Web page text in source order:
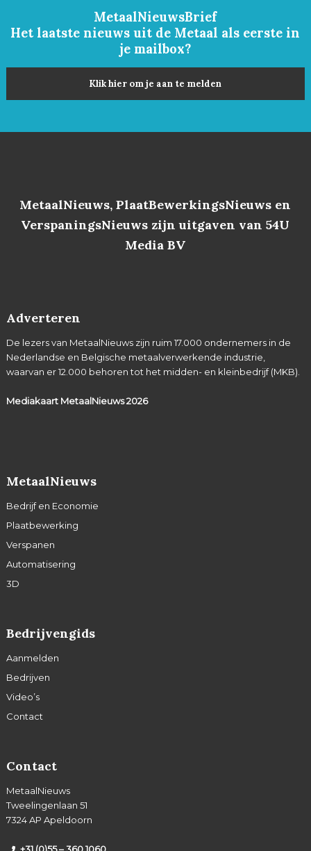
MetaalNieuwsBrief
Het laatste nieuws uit de Metaal als eerste in
je mailbox?
Klik hier om je aan te melden
MetaalNieuws, PlaatBewerkingsNieuws en
VerspaningsNieuws zijn uitgaven van 54U
Media BV
Adverteren
De lezers van MetaalNieuws zijn ruim 17.000 ondernemers in de
Nederlandse en Belgische metaalverwerkende industrie,
waarvan er 12.000 behoren tot het midden- en kleinbedrijf (MKB).
Mediakaart MetaalNieuws2026
MetaalNieuws
Bedrijf en Economie
Plaatbewerking
Verspanen
Automatisering
3D
Bedrijvengids
Aanmelden
Bedrijven
Video’s
Contact
Contact
MetaalNieuws
Tweelingenlaan 51
7324 AP Apeldoorn